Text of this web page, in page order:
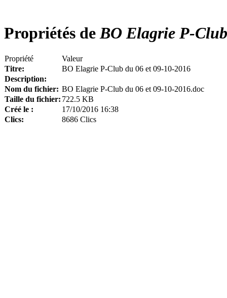
Propriétés deBO Elagrie P-
Propriété
Valeur
Titre:
BO Elagrie P-Club du 06 et 09-10-2016
Description:
Nom du fichier: BO Elagrie P-Club du 06 et 09-10-2016.doc
Taille du fichier: 722.5 KB
Créé le :
17/10/2016 16:38
Clics:
8686 Clics